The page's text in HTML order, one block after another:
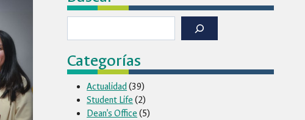
Categorías
Actualidad (39)
Student Life (2)
Dean’s Office (5)